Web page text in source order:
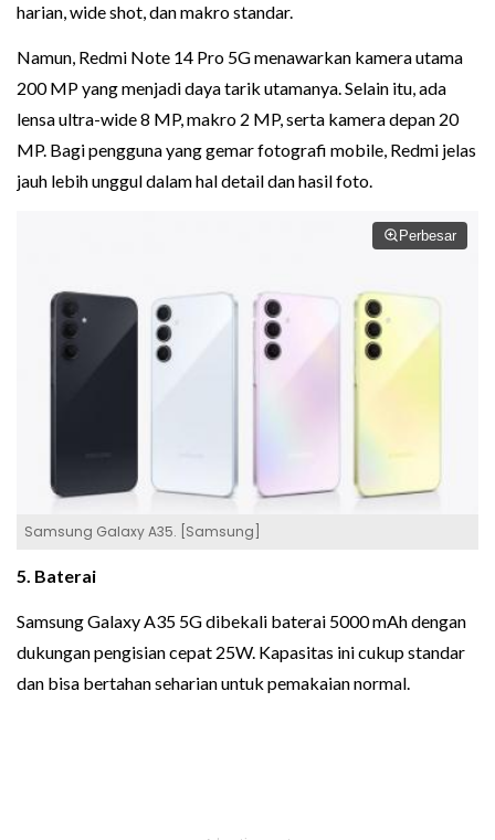
harian, wide shot, dan makro standar.
Namun, Redmi Note 14 Pro 5G menawarkan kamera utama
200 MP yang menjadi daya tarik utamanya. Selain itu, ada
lensa ultra-wide 8 MP, makro 2 MP, serta kamera depan 20
MP. Bagi pengguna yang gemar fotografi mobile, Redmi jelas
jauh lebih unggul dalam hal detail dan hasil foto.
Perbesar
Samsung Galaxy A35. [Samsung]
5. Baterai
Samsung Galaxy A35 5G dibekali baterai 5000 mAh dengan
dukungan pengisian cepat 25W. Kapasitas ini cukup standar
dan bisa bertahan seharian untuk pemakaian normal.